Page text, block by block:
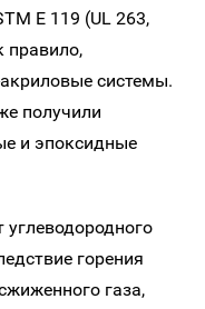
E 119 (UL 263,
правило,
системы.
получили
и эпоксидные
горения
газа,